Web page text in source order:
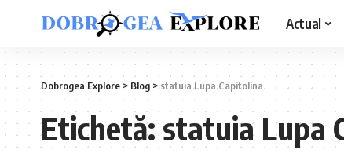
Actual
Dobrogea Explore> Blog >statuia Lupa Capitolina
Etichetă:statuia Lupa